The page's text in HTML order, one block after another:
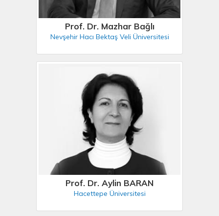
Prof. Dr. Mazhar Bağlı
Nevşehir Hacı Bektaş Veli Üniversitesi
Prof. Dr. Aylin BARAN
Hacettepe Üniversitesi